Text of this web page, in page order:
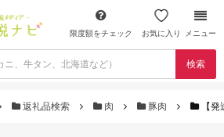
限度額をチェック お気に入り メニュー
検索
返礼品検索 肉 豚肉 【